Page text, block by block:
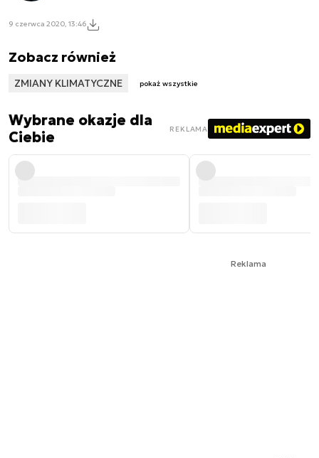
9 czerwca 2020, 13:46
Zobacz również
ZMIANY KLIMATYCZNE pokaż wszystkie
Wybrane okazje dla
Ciebie
REKLAMA
Reklama